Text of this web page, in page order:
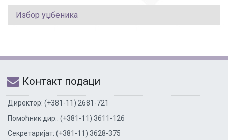
Избор уџбеника
Контакт подаци
Директор: (+381-11) 2681-721
Помоћник дир.: (+381-11) 3611-126
Секретаријат: (+381-11) 3628-375